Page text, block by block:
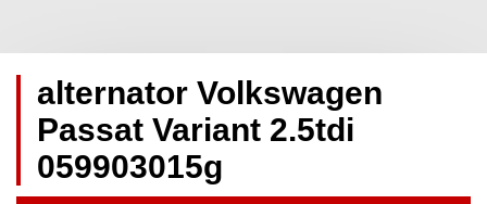
alternator Volkswagen
Passat Variant 2.5tdi
059903015g